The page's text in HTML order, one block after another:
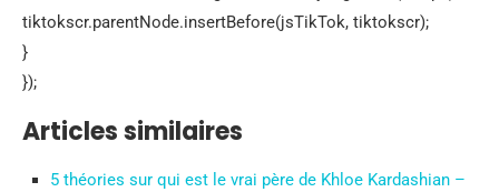
tiktokscr.parentNode.insertBefore(jsTikTok, tiktokscr);
}
});
Articles similaires
5 théories sur qui est le vrai père de Khloe Kardashian –